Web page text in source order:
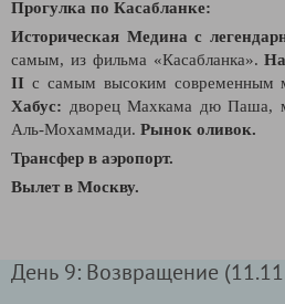
Прогулка по Касабланке:
Историческая Медина с
самым, из фильма «Касабланка».
II c самым высоким современным
Хабус: дворец Махкама дю Паша,
Аль-Мохаммади. Рынок оливок.
Трансфер в аэропорт.
Вылет в Москву.
День 9: Возвращение